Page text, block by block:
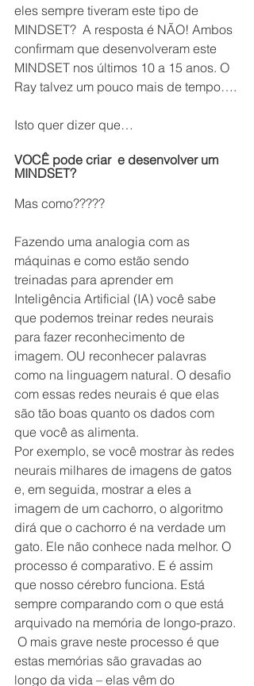
eles sempre tiveram este tipo de
MINDSET?  A resposta é NÃO! Ambos
confirmam que desenvolveram este
MINDSET nos últimos 10 a 15 anos. O
Ray talvez um pouco mais de tempo….
Isto quer dizer que…
VOCÊ pode criar  e desenvolver um
MINDSET?
Mas como?????
Fazendo uma analogia com as
máquinas e como estão sendo
treinadas para aprender em
Inteligência Artificial (IA) você sabe
que podemos treinar redes neurais
para fazer reconhecimento de
imagem. OU reconhecer palavras
como na linguagem natural. O desafio
com essas redes neurais é que elas
são tão boas quanto os dados com
que você as alimenta.
Por exemplo, se você mostrar às redes
neurais milhares de imagens de gatos
e, em seguida, mostrar a eles a
imagem de um cachorro, o algoritmo
dirá que o cachorro é na verdade um
gato. Ele não conhece nada melhor. O
processo é comparativo. E é assim
que nosso cérebro funciona. Está
sempre comparando com o que está
arquivado na memória de longo-prazo.
O mais grave neste processo é que
estas memórias são gravadas ao
longo da vida – elas vêm do